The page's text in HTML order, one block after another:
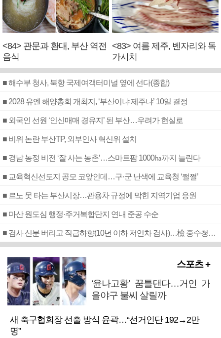
<84> 관문과 환대, 부산 역전
음식
<83> 여름 제주, 벤자리와 독
가시치
■ 해수부 청사, 북항 국제여객터미널 옆에 선다(종합)
■ 2028 유엔 해양총회 개최지, ‘부산이냐 제주냐’ 10일 결정
■ 외국인 선원 ‘인신매매 경유지’ 된 부산…우려가 현실로
■ 비위 논란 부산TP, 외부인사 혁신위 설치
■ 경남 농정 비전 ‘잘 사는 농촌’…스마트팜 1000㏊까지 늘린다
■ 교육혁신선도지 공모 코앞인데…구·군 난색에 교육청 ‘쩔쩔’
■ 르노 못 타는 부산시장…관용차 규정에 막힌 지역기업 응원
■ 마산 원도심 행정·주거복합단지 연내 준공 수순
■ 검사 신분 버리고 직급하향(10년 이하 저연차 검사)…檢 중수청행 기피
스포츠 +
‘윤나고황’ 꿈틀댄다…거인 가
을야구 불씨 살릴까
새 축구협회장 선출 방식 윤곽…“선거인단 192→2만
명”